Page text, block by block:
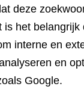
deze
het
interne en
en
Google.